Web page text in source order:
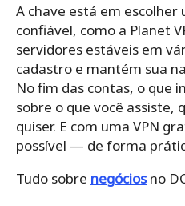
A chave está em escolher
confiável, como a Planet
servidores estáveis em
cadastro e mantém sua
No fim das contas, o que
sobre o que você assiste,
quiser. E com uma VPN
possível — de forma
Tudo sobre negóciosno